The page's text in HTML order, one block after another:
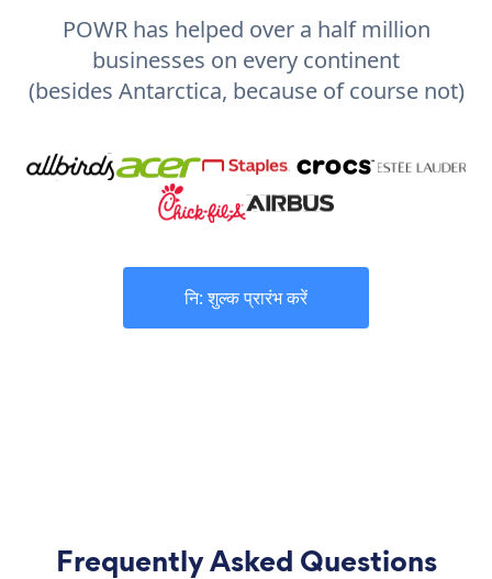
POWR has helped over a half million
businesses on every continent
(besides Antarctica, because of course not)
नि: शुल्क प्रारंभ करें
Frequently Asked Questions